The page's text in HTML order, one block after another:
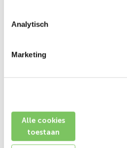
Analytisch
Marketing
Alle cookies
toestaan
€ 83,16 incl.btw